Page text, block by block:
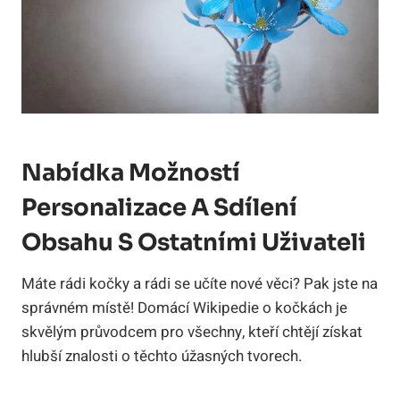
Nabídka Možností
Personalizace A Sdílení
Obsahu S Ostatními Uživateli
Máte rádi kočky a rádi se učíte nové věci? Pak jste na
správném místě! Domácí Wikipedie o kočkách je
skvělým průvodcem pro všechny, kteří chtějí získat
hlubší znalosti o těchto úžasných tvorech.